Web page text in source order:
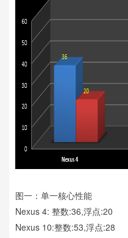
图一：单一核心性能
Nexus 4: 整数:36,浮点:20
Nexus 10:整数:53,浮点:28